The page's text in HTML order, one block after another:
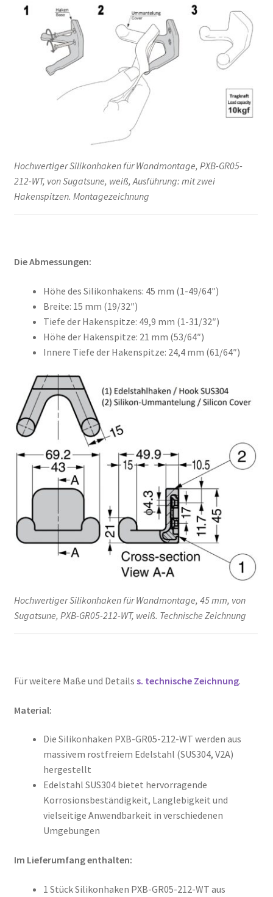
Hochwertiger Silikonhaken für Wandmontage, PXB-GR05-
212-WT, von Sugatsune, weiß, Ausführung: mit zwei
Hakenspitzen. Montagezeichnung
Die Abmessungen:
Höhe des Silikonhakens: 45 mm (1-49/64″)
Breite: 15 mm (19/32″)
Tiefe der Hakenspitze: 49,9 mm (1-31/32″)
Höhe der Hakenspitze: 21 mm (53/64″)
Innere Tiefe der Hakenspitze: 24,4 mm (61/64″)
Hochwertiger Silikonhaken für Wandmontage, 45 mm, von
Sugatsune, PXB-GR05-212-WT, weiß. Technische Zeichnung
Für weitere Maße und Details s. technische Zeichnung.
Material:
Die Silikonhaken PXB-GR05-212-WT werden aus
massivem rostfreiem Edelstahl (SUS304, V2A)
hergestellt
Edelstahl SUS304 bietet hervorragende
Korrosionsbeständigkeit, Langlebigkeit und
vielseitige Anwendbarkeit in verschiedenen
Umgebungen
Im Lieferumfang enthalten:
1 Stück Silikonhaken PXB-GR05-212-WT aus